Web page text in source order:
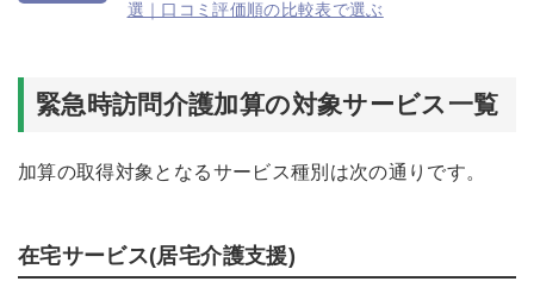
７.カイポケ
「LIFE」活用状況
選｜口コミ評価順の比較表で選ぶ
緊急時訪問介護加算の対象サービス一覧
加算の取得対象となるサービス種別は次の通りです。
在宅サービス(居宅介護支援)